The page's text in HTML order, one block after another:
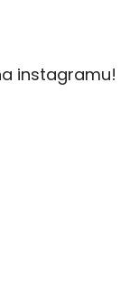
instagramu!